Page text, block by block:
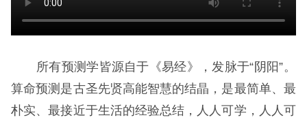
所有预测学皆源自于《易经》，发脉于“阴阳”。
算命预测是古圣先贤高能智慧的结晶，是最简单、最
朴实、最接近于生活的经验总结，人人可学，人人可